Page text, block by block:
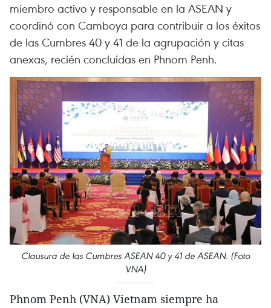
miembro activo y responsable en la ASEAN y
coordinó con Camboya para contribuir a los éxitos
de las Cumbres 40 y 41 de la agrupación y citas
anexas, recién concluidas en Phnom Penh.
Clausura de las Cumbres ASEAN 40 y 41 de ASEAN. (Foto
VNA)
Phnom Penh (VNA) Vietnam siempre ha